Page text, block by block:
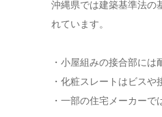
沖縄県では建築基準法の
れています。
・小屋組みの接合部には
・化粧スレートはビス
・一部の住宅メーカー